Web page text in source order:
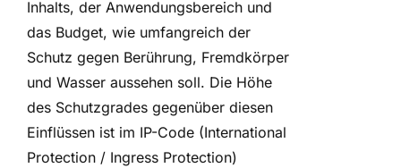
Inhalts, der Anwendungsbereich und
das Budget, wie umfangreich der
Schutz gegen Berührung, Fremdkörper
und Wasser aussehen soll. Die Höhe
des Schutzgrades gegenüber diesen
Einflüssen ist im IP-Code (International
Protection / Ingress Protection)